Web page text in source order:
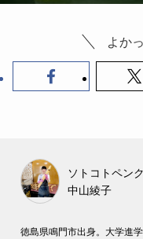
よか
ソトコトペン
中山綾子
徳島県鳴門市出身。大学進